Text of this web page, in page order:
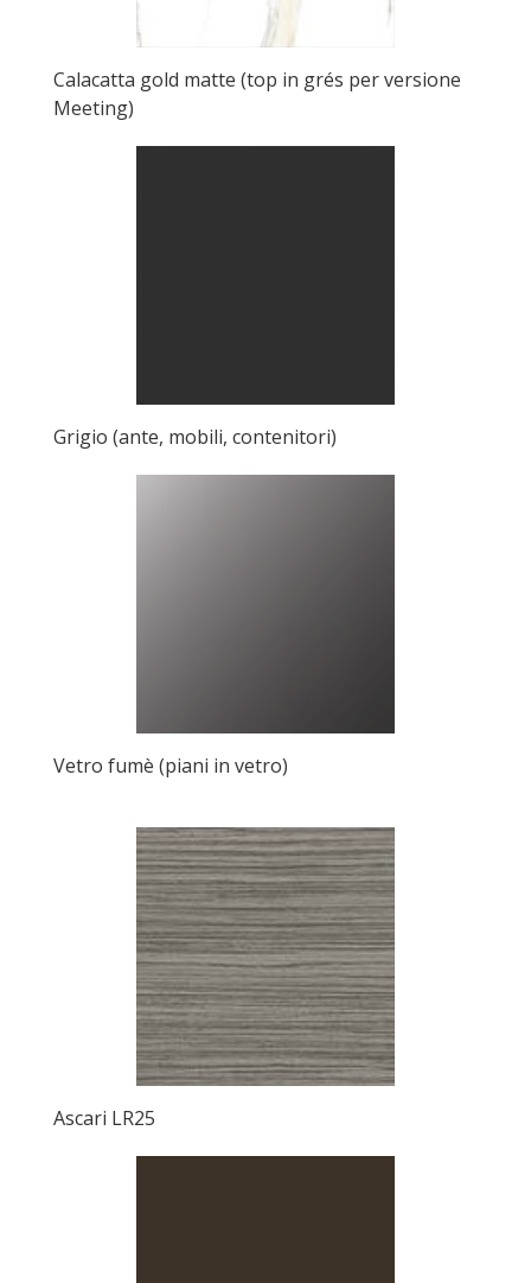
Calacatta gold matte (top in grés per versione
Meeting)
Grigio (ante, mobili, contenitori)
Vetro fumè (piani in vetro)
Ascari LR25